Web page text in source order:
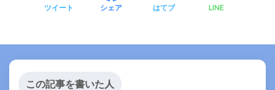
ツイート シェア はてブ LINE
この記事を書いた人